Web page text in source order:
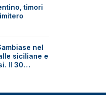
timori
nel
siciliane e
Il 30
di Coppa